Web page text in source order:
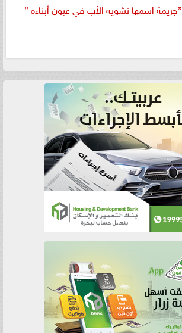
”جريمة اسمها تشويه الأب في عيون أبناءه ”